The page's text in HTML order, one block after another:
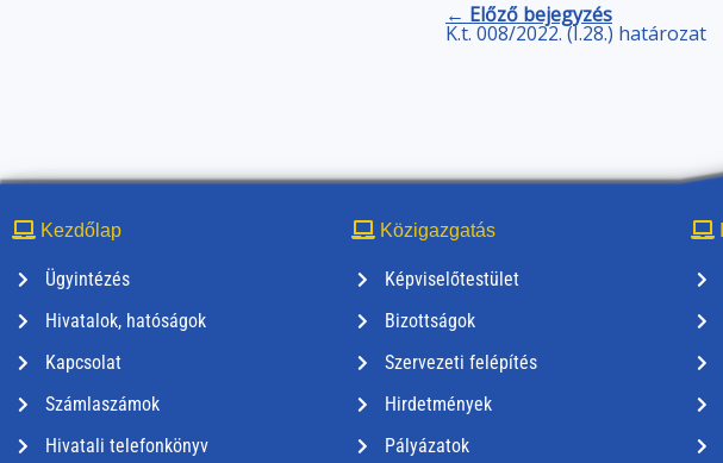
← Előző bejegyzés
K.t. 008/2022. (I.28.) határozat
Kezdőlap
Ügyintézés
Hivatalok, hatóságok
Kapcsolat
Számlaszámok
Hivatali telefonkönyv
Közigazgatás
Képviselőtestület
Bizottságok
Szervezeti felépítés
Hirdetmények
Pályázatok